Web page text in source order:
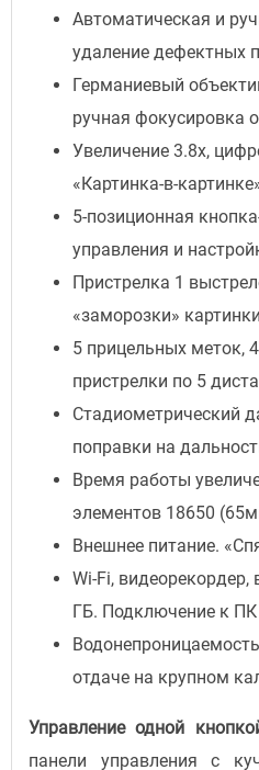
Автоматическая и
удаление дефектных
Германиевый
ручная фокусировка
Увеличение 3.8x,
«Картинка-в-
5-позиционная
управления и
Пристрелка 1
«заморозки»
5 прицельных меток,
пристрелки по 5
Стадиометрический
поправки на
Время работы
элементов 18650
Внешнее питание.
Wi-Fi, видеорекордер,
ГБ. Подключение к ПК
отдаче на крупном
Управление одной
панели управления с